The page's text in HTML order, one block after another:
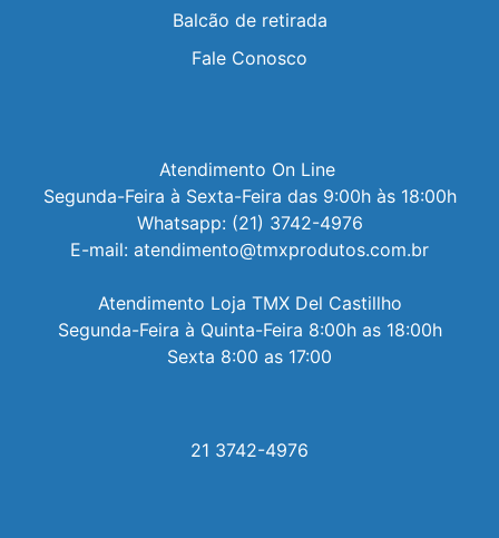
Balcão de retirada
Fale Conosco
Atendimento On Line
Segunda-Feira à Sexta-Feira das 9:00h às 18:00h
Whatsapp: (21) 3742-4976
E-mail: atendimento@tmxprodutos.com.br
Atendimento Loja TMX Del Castillho
Segunda-Feira à Quinta-Feira 8:00h as 18:00h
Sexta 8:00 as 17:00
21 3742-4976